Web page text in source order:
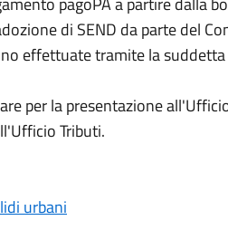
di SEND da parte del
effettuate tramite la
per la presentazione
Tributi.
urbani